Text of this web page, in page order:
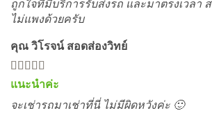
ถูกใจที่มีบริการรับส่งรถ และมาตรงเวลา
ไม่แพงด้วยครับ
คุณ วิโรจน์ สอดส่องวิทย์
แนะนำค่ะ
จะเช่ารถมาเช่าที่นี่ ไม่มีผิดหวังค่ะ 🙂